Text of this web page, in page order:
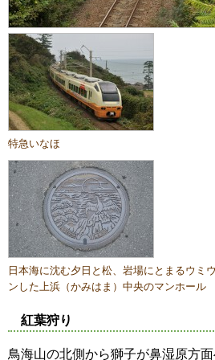
特急いなほ
日本海に沈む夕日と松、岩場にとまるウミ
ンした上浜（かみはま）中央のマンホール
紅葉狩り
鳥海山の北側から獅子が鼻湿原方